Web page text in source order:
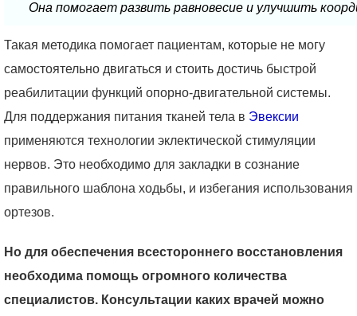
Она помогает развить равновесие и улучшить
Такая методика помогает пациентам, которые не могу
самостоятельно двигаться и стоить достичь быстрой
реабилитации функций опорно-двигательной системы.
Для поддержания питания тканей тела в Эвексии
применяются технологии эклектической стимуляции
нервов. Это необходимо для закладки в сознание
правильного шаблона ходьбы, и избегания использования
ортезов.
Но для обеспечения всестороннего восстановления
необходима помощь огромного количества
специалистов. Консультации каких врачей можно